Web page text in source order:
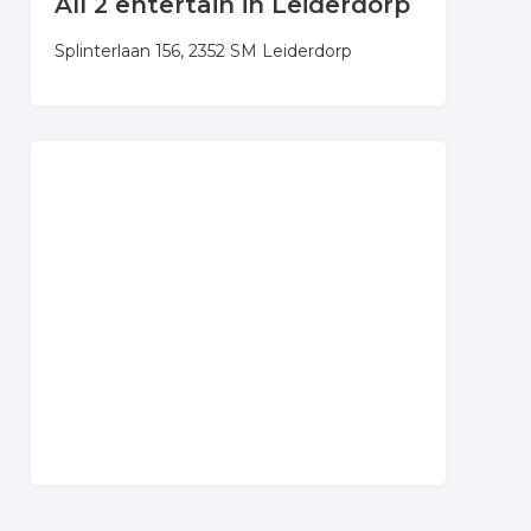
Splinterlaan 156, 2352 SM Leiderdorp